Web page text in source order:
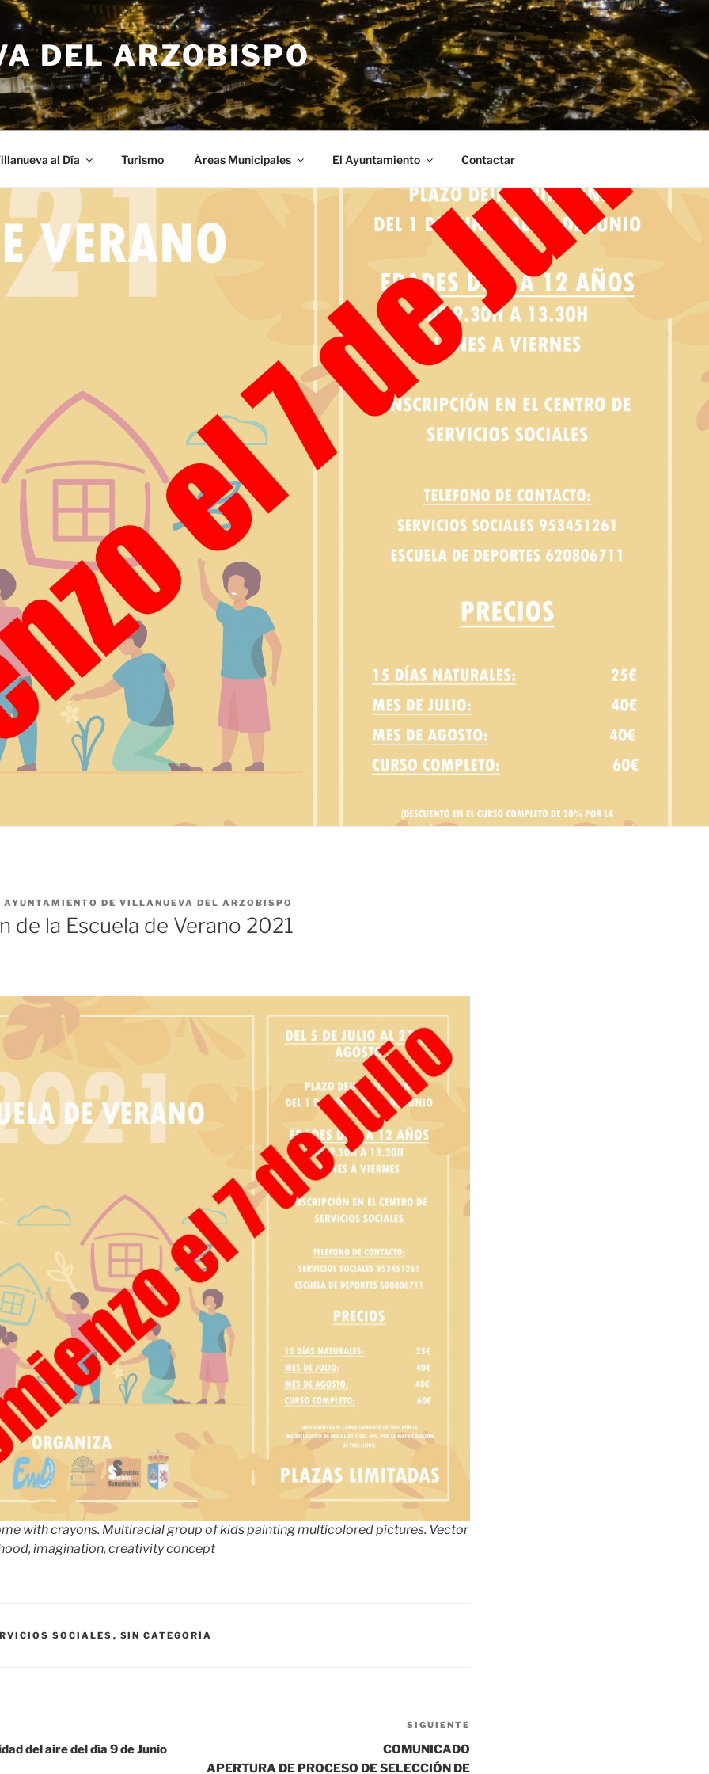
DEL ARZOBISPO
al Día Turismo Áreas Municipales El Ayuntamiento Contactar
AYUNTAMIENTO DE VILLANUEVA DEL ARZOBISPO
de la Escuela de Verano 2021
with crayons. Multiracial group of kids painting multicolored pictures. Vector
imagination, creativity concept
SOCIALES , SIN CATEGORÍA
del aire del día 9 de Junio
SIGUIENTE
COMUNICADO
APERTURA DE PROCESO DE SELECCIÓN DE